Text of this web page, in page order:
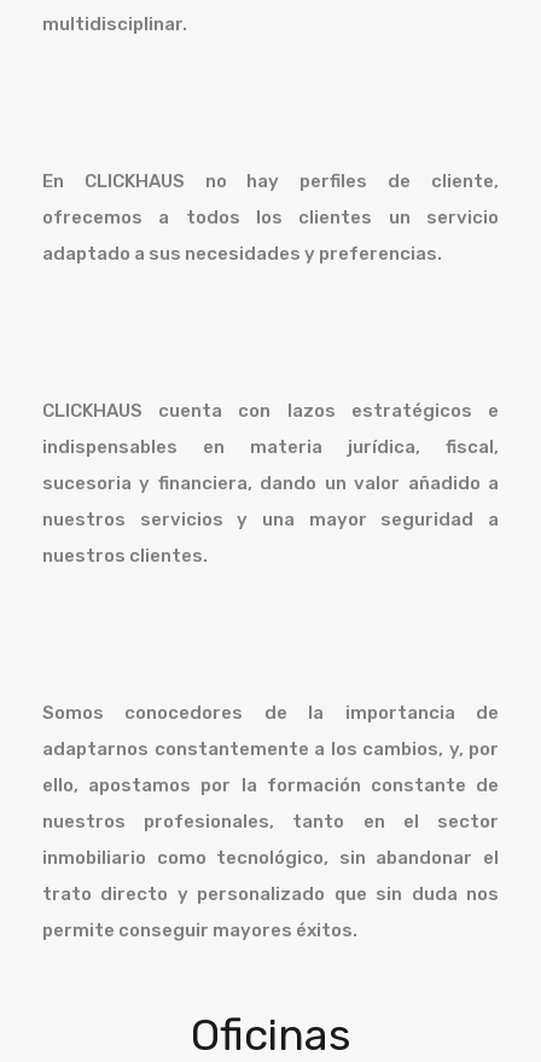
multidisciplinar.
En CLICKHAUS no hay perfiles de cliente,
ofrecemos a todos los clientes un servicio
adaptado a sus necesidades y preferencias.
CLICKHAUS cuenta con lazos estratégicos e
indispensables en materia jurídica, fiscal,
sucesoria y financiera, dando un valor añadido a
nuestros servicios y una mayor seguridad a
nuestros clientes.
Somos conocedores de la importancia de
adaptarnos constantemente a los cambios, y, por
ello, apostamos por la formación constante de
nuestros profesionales, tanto en el sector
inmobiliario como tecnológico, sin abandonar el
trato directo y personalizado que sin duda nos
permite conseguir mayores éxitos.
Oficinas